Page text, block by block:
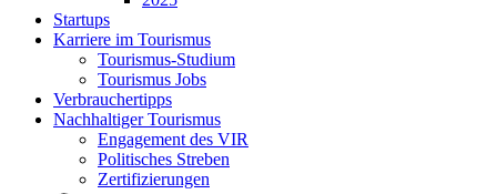
Startups
Karriere im Tourismus
Tourismus-Studium
Tourismus Jobs
Verbrauchertipps
Nachhaltiger Tourismus
Engagement des VIR
Politisches Streben
Zertifizierungen